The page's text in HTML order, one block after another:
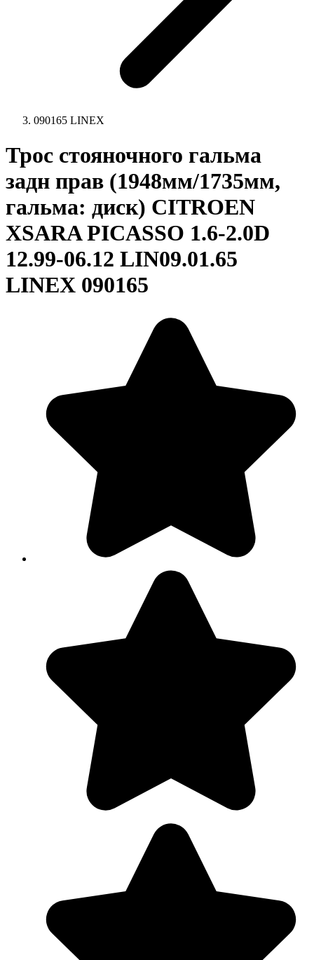
090165 LINEX
Трос стояночного гальма
задн прав (1948мм/1735мм,
гальма: диск) CITROEN
XSARA PICASSO 1.6-2.0D
12.99-06.12 LIN09.01.65
LINEX 090165